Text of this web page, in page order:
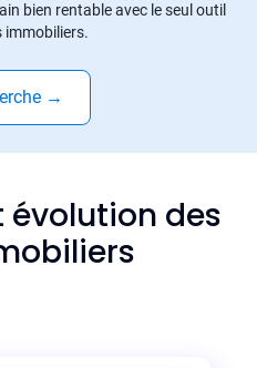
bien rentable avec le seul outil
immobiliers.
→
évolution des